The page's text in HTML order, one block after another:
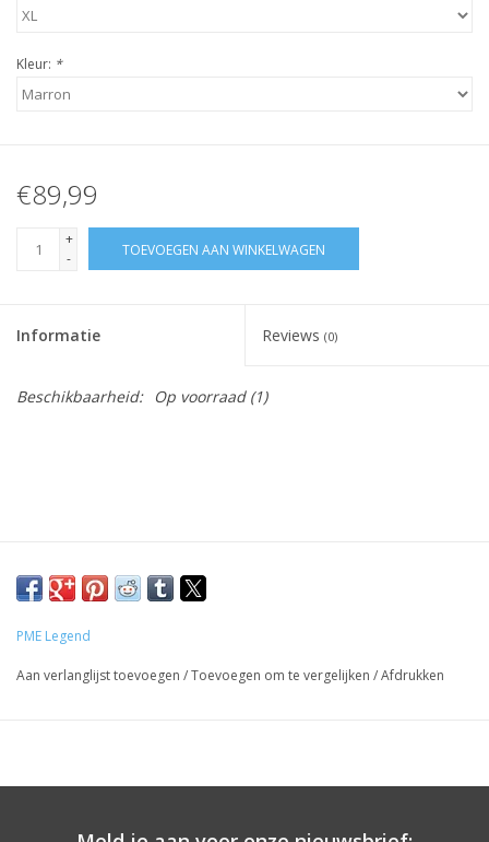
Kleur: *
€89,99
+
-
TOEVOEGEN AAN WINKELWAGEN
Informatie Reviews (0)
Beschikbaarheid: Op voorraad(1)
PME Legend
Aan verlanglijst toevoegen /Toevoegen om te vergelijken /Afdrukken